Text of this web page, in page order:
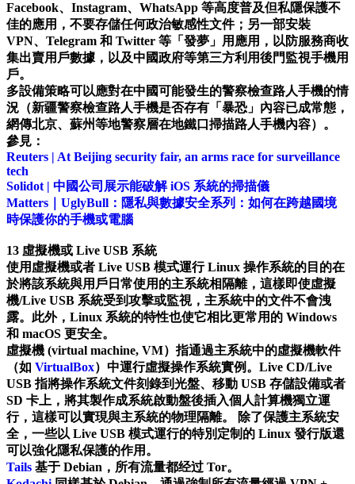
Facebook、Instagram、WhatsApp 等高度普及但私隱保護不
佳的應用，不要存儲任何政治敏感性文件；另一部安裝
VPN、Telegram 和 Twitter 等「發夢」用應用，以防服務商收
集出賣用戶數據，以及中國政府等第三方利用後門監視手機用
戶。
多設備策略可以應對在中國可能發生的警察檢查路人手機的情
況（新疆警察檢查路人手機是否存有「暴恐」內容已成常態，
網傳北京、蘇州等地警察層在地鐵口掃描路人手機內容）。
參見：
Reuters | At Beijing security fair, an arms race for surveillance
tech
Solidot | 中國公司展示能破解 iOS 系統的掃描儀
Matters｜UglyBull：隱私與數據安全系列：如何在跨越國境
時保護你的手機或電腦
13 虛擬機或 Live USB 系統
使用虛擬機或者 Live USB 模式運行 Linux 操作系統的目的在
於將該系統與用戶日常使用的主系統相隔離，這樣即使虛擬
機/Live USB 系統受到攻擊或監視，主系統中的文件不會洩
露。此外，Linux 系統的特性也使它相比更常用的 Windows
和 macOS 更安全。
虛擬機 (virtual machine, VM）指通過主系統中的虛擬機軟件
（如 VirtualBox）中運行虛擬操作系統實例。Live CD/Live
USB 指將操作系統文件刻錄到光盤、移動 USB 存儲設備或者
SD 卡上，將其製作成系統啟動盤後插入個人計算機獨立運
行，這樣可以實現與主系統的物理隔離。 除了保護主系統安
全，一些以 Live USB 模式運行的特別定制的 Linux 發行版還
可以強化隱私保護的作用。
Tails 基于 Debian，所有流量都经过 Tor。